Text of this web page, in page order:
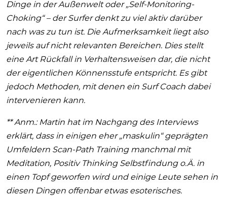
Dinge in der Außenwelt oder „Self-Monitoring-
Choking“ – der Surfer denkt zu viel aktiv darüber
nach was zu tun ist. Die Aufmerksamkeit liegt also
jeweils auf nicht relevanten Bereichen. Dies stellt
eine Art Rückfall in Verhaltensweisen dar, die nicht
der eigentlichen Könnensstufe entspricht. Es gibt
jedoch Methoden, mit denen ein Surf Coach dabei
intervenieren kann.
** Anm.: Martin hat im Nachgang des Interviews
erklärt, dass in einigen eher „maskulin“ geprägten
Umfeldern Scan-Path Training manchmal mit
Meditation, Positiv Thinking Selbstfindung o.Ä. in
einen Topf geworfen wird und einige Leute sehen in
diesen Dingen offenbar etwas esoterisches.